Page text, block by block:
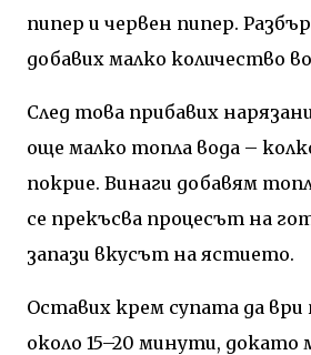
пипер и червен пипер.
добавих малко количество
След това прибавих
още малко топла вода –
покрие. Винаги добавям
се прекъсва процесът на
запази вкусът на ястието.
Оставих крем супата да
около 15–20 минути, докато